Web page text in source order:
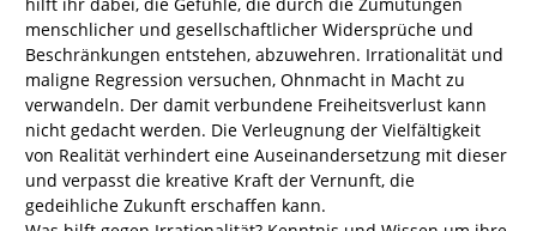
menschlicher und gesellschaftlicher Widersprüche und
Beschränkungen entstehen, abzuwehren. Irrationalität und
maligne Regression versuchen, Ohnmacht in Macht zu
verwandeln. Der damit verbundene Freiheitsverlust kann
nicht gedacht werden. Die Verleugnung der Vielfältigkeit
von Realität verhindert eine Auseinandersetzung mit dieser
und verpasst die kreative Kraft der Vernunft, die
gedeihliche Zukunft erschaffen kann.